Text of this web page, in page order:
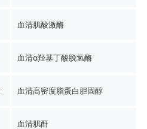
血清肌酸激酶
血清α羟基丁酸脱氢酶
血清高密度脂蛋白胆固醇
血清肌酐